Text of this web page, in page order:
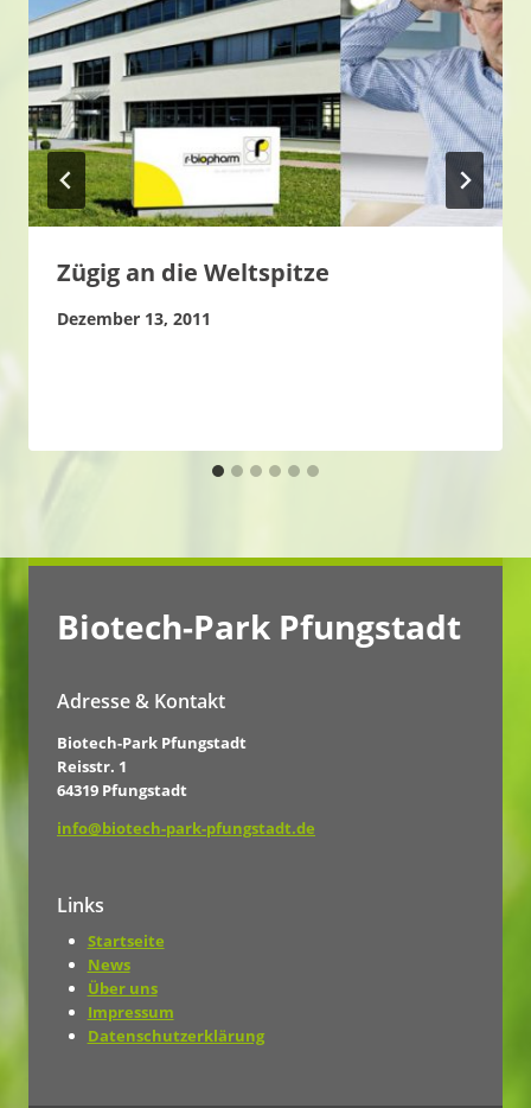
Zügig an die Weltspitze
Dezember 13, 2011
Biotech-Park Pfungstadt
Adresse & Kontakt
Biotech-Park Pfungstadt
Reisstr. 1
64319 Pfungstadt
info@biotech-park-pfungstadt.de
Links
Startseite
News
Über uns
Impressum
Datenschutzerklärung